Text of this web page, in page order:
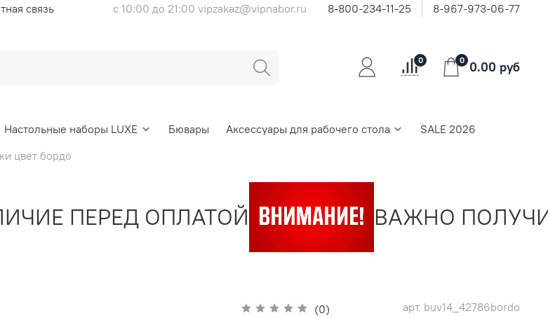
связь с 10:00 до 21:00 vipzakaz@vipnabor.ru 8-800-234-11-25 8-967-973-06-77
0 0 0.00 руб
Настольные наборы LUXE Бювары Аксессуары для рабочего стола
SALE 2026
цвет бордо
ПЕРЕД ОПЛАТОЙ ВАЖНО ПОЛУЧИТЬ
(0) арт. buv14_42786bordo